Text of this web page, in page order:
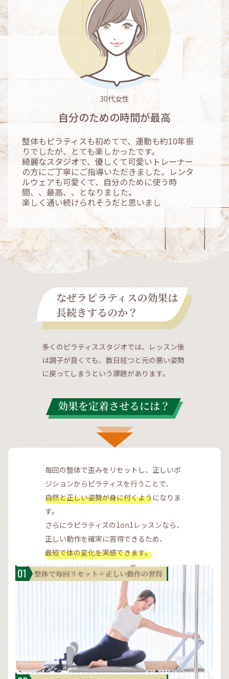
30代女性
自分のための時間が最高
整体もピラティスも初めてで、運動も約10年振
りでしたが、とても楽しかったです。
綺麗なスタジオで、優しくて可愛いトレーナー
の方にご丁寧にご指導いただきました。レンタ
ルウェアも可愛くて、自分のために使う時
間、、最高、、となりました。
楽しく通い続けられそうだと思いまし
多くのピラティススタジオでは、レッスン後
は調子が良くても、数日経つと元の悪い姿勢
に戻ってしまうという課題があります。
毎回の整体で歪みをリセットし、正しいポ
ジションからピラティスを行うことで、
自然と正しい姿勢が身に付くようになりま
す。
さらにラピラティスの1on1レッスンなら、
正しい動作を確実に習得できるため、
最短で体の変化を実感できます。